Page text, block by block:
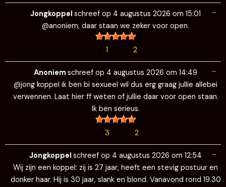
Jongkoppel schreef op 4 augustus 2026 om 15:01
@anoniem, daar staan we zeker voor open.
1 2
…
Anoniem schreef op 4 augustus 2026 om 14:49
@jong koppel ik ben bi sexueel wil dus erg graag jullie allebei
verwennen. Laat hier ff weten of jullie daar voor open staan.
Ik ben serieus.
3 2
…
Jongkoppel schreef op 4 augustus 2026 om 12:54
Wij zijn een koppel: zij is 27 jaar, heeft een stevig postuur en
donker haar. Hij is 30 jaar, slank en blond. Vanavond rond 19.30
…